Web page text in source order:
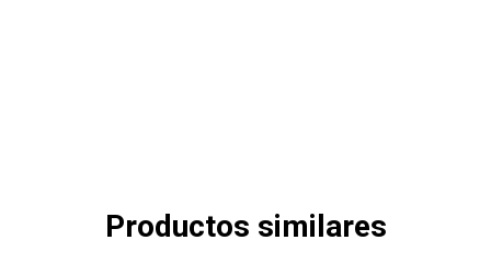
Productos similares